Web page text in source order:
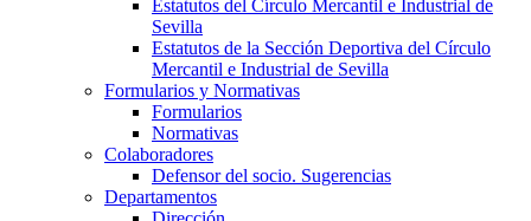
Estatutos del Círculo Mercantil e Industrial de
Sevilla
Estatutos de la Sección Deportiva del Círculo
Mercantil e Industrial de Sevilla
Formularios y Normativas
Formularios
Normativas
Colaboradores
Defensor del socio. Sugerencias
Departamentos